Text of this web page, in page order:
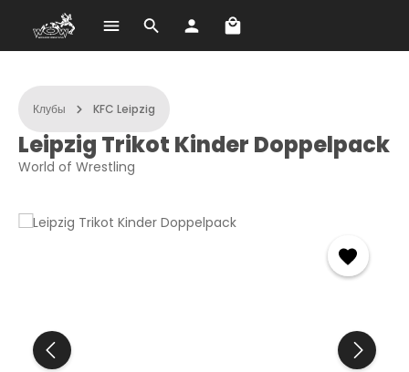
Перейти к основному содержанию В корзине 0 товаров.
Клубы KFC Leipzig
Leipzig Trikot Kinder Doppelpack
World of Wrestling